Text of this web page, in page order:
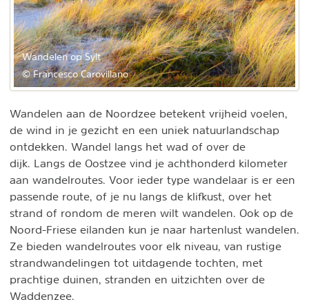
Wandelen op Sylt
© Francesco Carovillano
Wandelen aan de Noordzee betekent vrijheid voelen,
de wind in je gezicht en een uniek natuurlandschap
ontdekken. Wandel langs het wad of over de
dijk. Langs de Oostzee vind je achthonderd kilometer
aan wandelroutes. Voor ieder type wandelaar is er een
passende route, of je nu langs de klifkust, over het
strand of rondom de meren wilt wandelen. Ook op de
Noord-Friese eilanden kun je naar hartenlust wandelen.
Ze bieden wandelroutes voor elk niveau, van rustige
strandwandelingen tot uitdagende tochten, met
prachtige duinen, stranden en uitzichten over de
Waddenzee.